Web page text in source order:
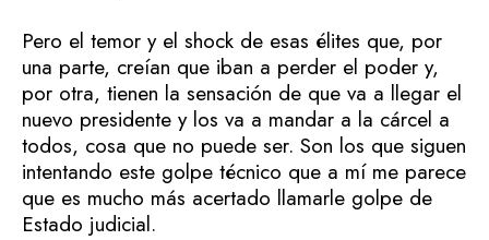
Pero el temor y el shock de esas élites que, por
una parte, creían que iban a perder el poder y,
por otra, tienen la sensación de que va a llegar el
nuevo presidente y los va a mandar a la cárcel a
todos, cosa que no puede ser. Son los que siguen
intentando este golpe técnico que a mí me parece
que es mucho más acertado llamarle golpe de
Estado judicial.